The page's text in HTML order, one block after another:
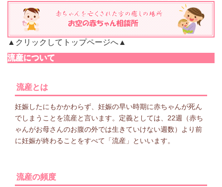
▲クリックしてトップページへ▲
流産について
流産とは
妊娠したにもかかわらず、妊娠の早い時期に赤ちゃんが死ん
でしまうことを流産と言います。定義としては、22週（赤ち
ゃんがお母さんのお腹の外では生きていけない週数）より前
に妊娠が終わることをすべて「流産」といいます。
流産の頻度